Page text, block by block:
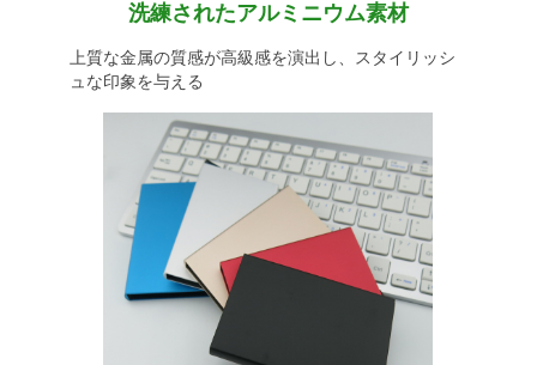
洗練されたアルミニウム素材
上質な金属の質感が高級感を演出し、スタイリッシ
ュな印象を与える